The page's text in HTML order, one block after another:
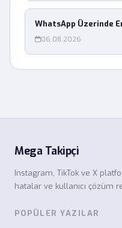
WhatsApp Üzerinde
06.08.2026
Mega Takipçi
Instagram, TikTok ve X
hatalar ve kullanıcı çözüm
POPÜLER YAZILAR